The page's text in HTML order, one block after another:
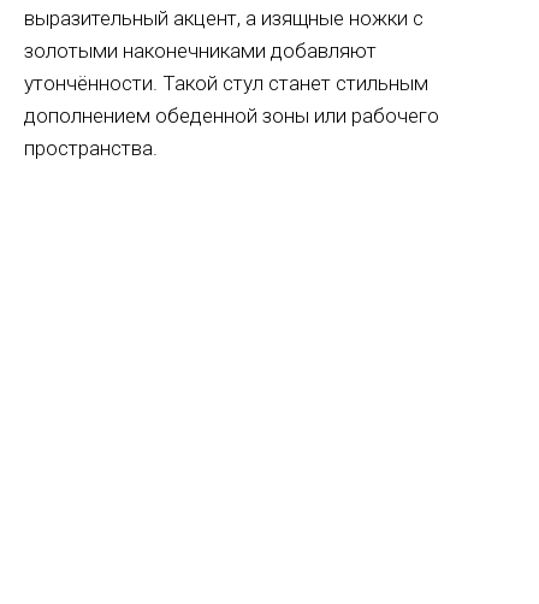
выразительный акцент, а изящные ножки с
золотыми наконечниками добавляют
утончённости. Такой стул станет стильным
дополнением обеденной зоны или рабочего
пространства.